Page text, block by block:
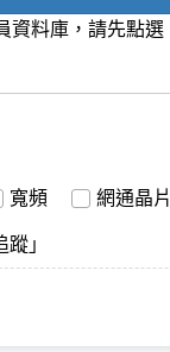
資料庫，請先點選
寬頻 網通晶片
」